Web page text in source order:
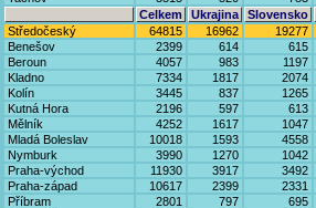
Celkem
Ukrajina Slovensko
Středočeský
64815 16962 19277
Benešov
2399 614 615
Beroun
4057 983 1197
Kladno
7334 1817 2074
Kolín
3445 837 1265
Kutná Hora
2196 597 613
Mělník
4252 1617 1047
Mladá Boleslav
10018 1593 4558
Nymburk
3990 1270 1042
Praha-východ
11930 3917 3492
Praha-západ
10617 2399 2331
Příbram
2801 797 695